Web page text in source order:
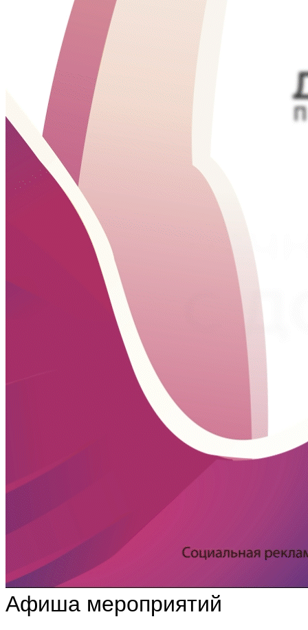
Афиша мероприятий